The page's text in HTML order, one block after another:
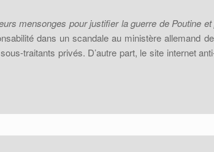
mensonges pour justifier la guerre de Poutine
dans un scandale au ministère allemand
traitants privés. D’autre part, le site internet